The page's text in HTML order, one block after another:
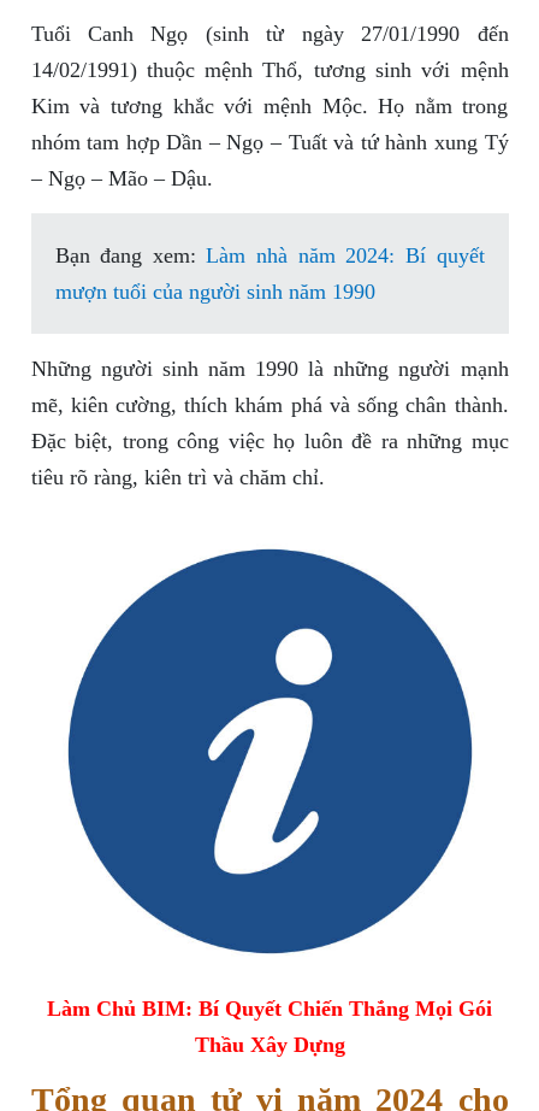
Tuổi Canh Ngọ (sinh từ ngày 27/01/1990 đến
14/02/1991) thuộc mệnh Thổ, tương sinh với mệnh
Kim và tương khắc với mệnh Mộc. Họ nằm trong
nhóm tam hợp Dần – Ngọ – Tuất và tứ hành xung Tý
– Ngọ – Mão – Dậu.
Bạn đang xem:Làm nhà năm 2024: Bí quyết
mượn tuổi của người sinh năm 1990
Những người sinh năm 1990 là những người mạnh
mẽ, kiên cường, thích khám phá và sống chân thành.
Đặc biệt, trong công việc họ luôn đề ra những mục
tiêu rõ ràng, kiên trì và chăm chỉ.
Làm Chủ BIM: Bí Quyết Chiến Thắng Mọi Gói
Thầu Xây Dựng
Tổng quan tử vi năm 2024 cho